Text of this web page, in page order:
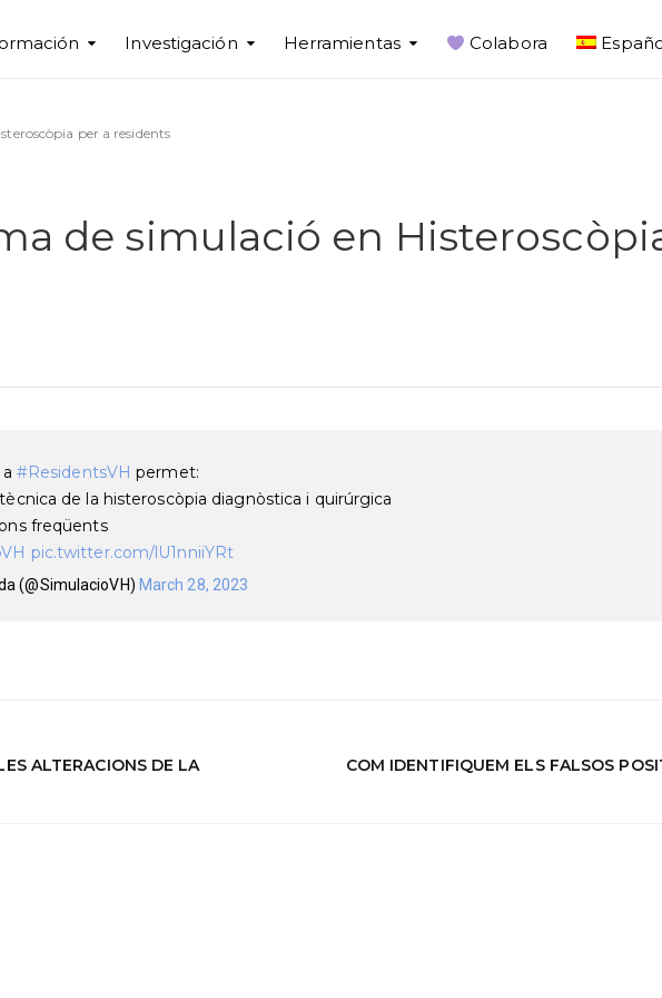
Investigación Herramientas Colabora
per a residents
de simulació en
#ResidentsVH permet:
de la histeroscòpia diagnòstica i quirúrgica
freqüents
pic.twitter.com/lU1nniiYRt
(@SimulacioVH) March 28, 2023
ALTERACIONS DE LA
COM IDENTIFIQUEM ELS FALSOS